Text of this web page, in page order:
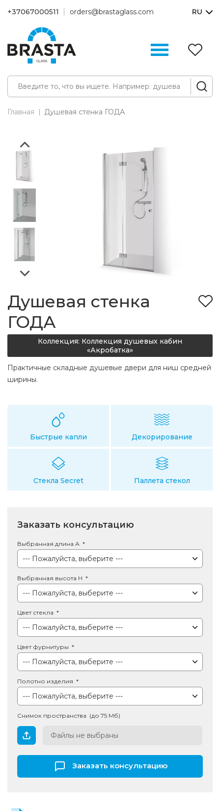
+37067000511 orders@brastaglass.com RU
Главная Душевая стенка ГОДА
Душевая стенка
ГОДА
Коллекция: Коллекция душевых кабин
«Акробатка»
Практичные складные душевые двери для ниш средней
ширины.
Быстрые капли Декорирование
Стекла Secret Паллета стекол
Заказать консультацию
Выбранная длина А
Выбранная высота Н
Цвет стекла
Цвет фурнитуры
Полотно изделия
Снимок пространства (до 75 Мб)
Файлы не выбраны
Заказать консультацию